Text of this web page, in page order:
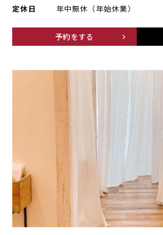
定休日
年中無休（年始休業）
予約をする